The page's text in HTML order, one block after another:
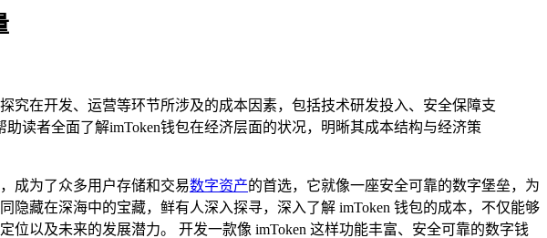
在开发、运营等环节所涉及的成本因素，包括技术研发投入、安全保障支
读者全面了解imToken钱包在经济层面的状况，明晰其成本结构与经济策
成为了众多用户存储和交易数字资产的首选，它就像一座安全可靠的数字堡垒，为
藏在深海中的宝藏，鲜有人深入探寻，深入了解 imToken 钱包的成本，不仅能够
以及未来的发展潜力。 开发一款像 imToken 这样功能丰富、安全可靠的数字钱